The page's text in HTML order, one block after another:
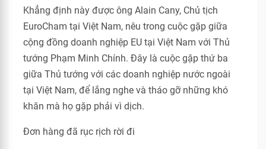
Khẳng định này được ông Alain Cany, Chủ tịch
EuroCham tại Việt Nam, nêu trong cuộc gặp giữa
cộng đồng doanh nghiệp EU tại Việt Nam với Thủ
tướng Phạm Minh Chính. Đây là cuộc gặp thứ ba
giữa Thủ tướng với các doanh nghiệp nước ngoài
tại Việt Nam, để lắng nghe và tháo gỡ những khó
khăn mà họ gặp phải vì dịch.
Đơn hàng đã rục rịch rời đi